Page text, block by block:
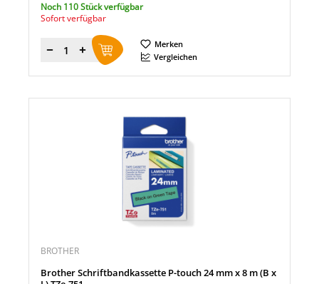
Noch 110 Stück verfügbar
Sofort verfügbar
Menge
Merken
Vergleichen
BROTHER
Brother Schriftbandkassette P-touch 24 mm x 8 m (B x